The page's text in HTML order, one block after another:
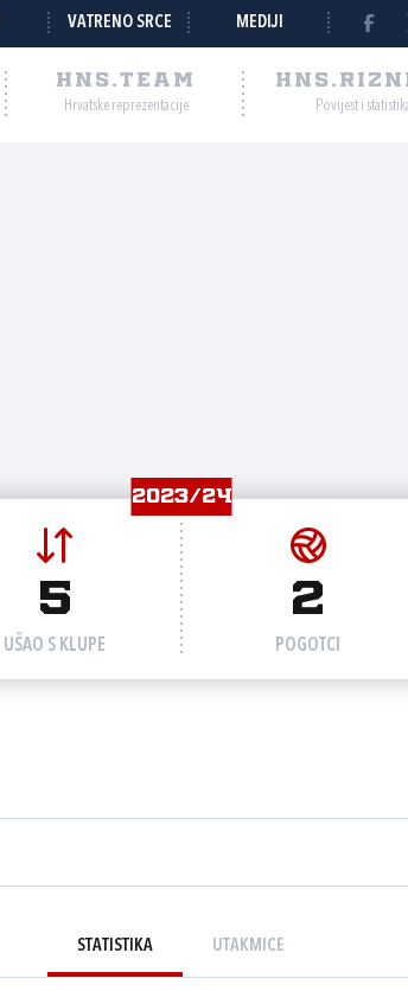
VATRENO SRCE MEDIJI
HNS.TEAM
Hrvatske reprezentacije Povijest i
2023/24
5
UŠAO S KLUPE
2
POGOTCI
STATISTIKA UTAKMICE